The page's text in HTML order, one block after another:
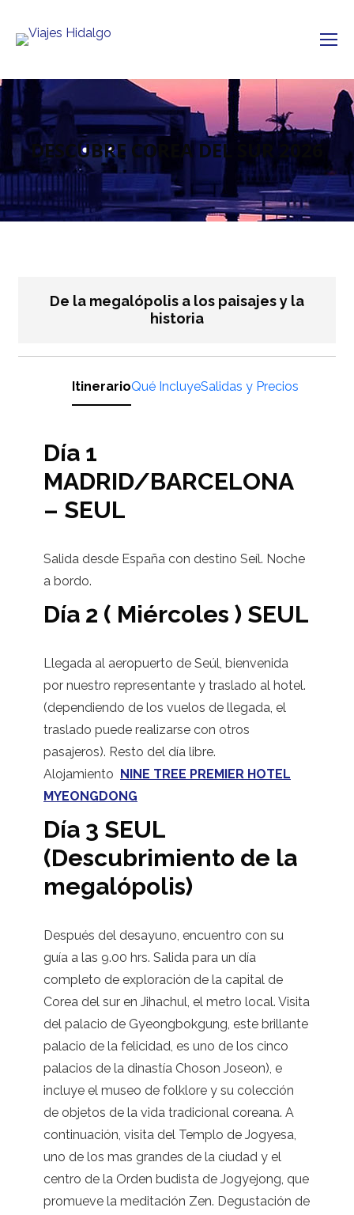
DESCUBRE COREA DEL SUR 2026
De la megalópolis a los paisajes y la
historia
ItinerarioQué IncluyeSalidas y Precios
Día 1
MADRID/BARCELONA
– SEUL
Salida desde España con destino Seíl. Noche
a bordo.
Día 2 ( Miércoles ) SEUL
Llegada al aeropuerto de Seúl, bienvenida
por nuestro representante y traslado al hotel.
(dependiendo de los vuelos de llegada, el
traslado puede realizarse con otros
pasajeros). Resto del día libre.
Alojamiento NINE TREE PREMIER HOTEL
MYEONGDONG
Día 3 SEUL
(Descubrimiento de la
megalópolis)
Después del desayuno, encuentro con su
guía a las 9.00 hrs. Salida para un día
completo de exploración de la capital de
Corea del sur en Jihachul, el metro local. Visita
del palacio de Gyeongbokgung, este brillante
palacio de la felicidad, es uno de los cinco
palacios de la dinastía Choson Joseon), e
incluye el museo de folklore y su colección
de objetos de la vida tradicional coreana. A
continuación, visita del Templo de Jogyesa,
uno de los mas grandes de la ciudad y el
centro de la Orden budista de Jogyejong, que
promueve la meditación Zen. Degustación de